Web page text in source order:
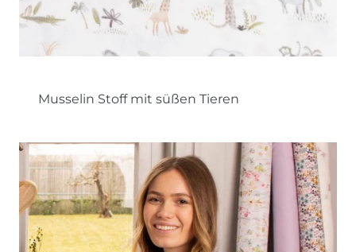
Musselin Stoff mit süßen Tieren